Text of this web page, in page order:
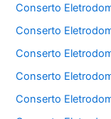
Conserto
Conserto
Conserto
Conserto
Conserto